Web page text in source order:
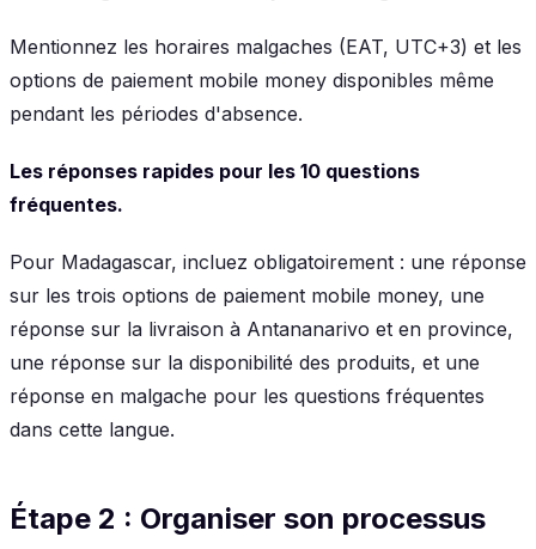
Mentionnez les horaires malgaches (EAT, UTC+3) et les
options de paiement mobile money disponibles même
pendant les périodes d'absence.
Les réponses rapides pour les 10 questions
fréquentes.
Pour Madagascar, incluez obligatoirement : une réponse
sur les trois options de paiement mobile money, une
réponse sur la livraison à Antananarivo et en province,
une réponse sur la disponibilité des produits, et une
réponse en malgache pour les questions fréquentes
dans cette langue.
Étape 2 : Organiser son processus